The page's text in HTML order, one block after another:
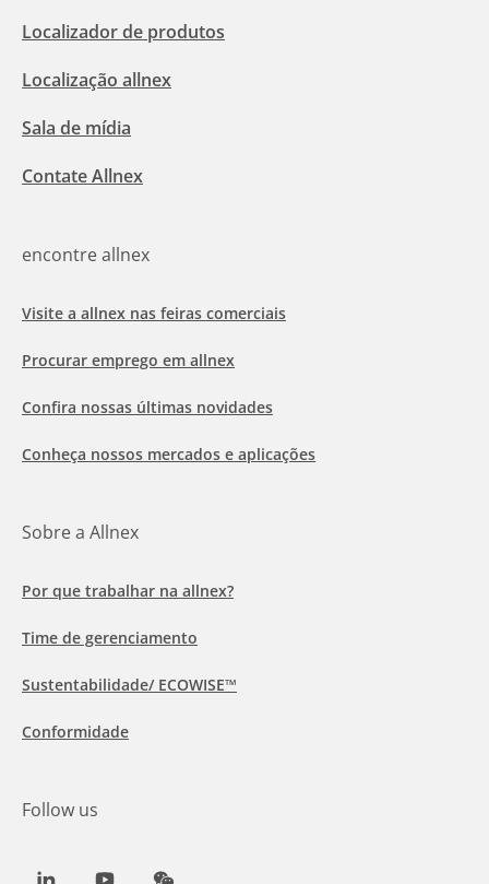
Localizador de produtos
Localização allnex
Sala de mídia
Contate Allnex
encontre allnex
Visite a allnex nas feiras comerciais
Procurar emprego em allnex
Confira nossas últimas novidades
Conheça nossos mercados e aplicações
Sobre a Allnex
Por que trabalhar na allnex?
Time de gerenciamento
Sustentabilidade/ ECOWISE™
Conformidade
Follow us